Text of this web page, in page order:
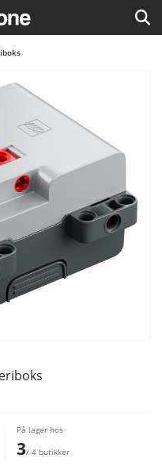
På lager hos
3/ 4 butikker